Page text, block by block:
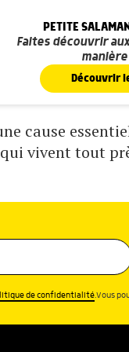
PETITE
Faites découvrir
Découvrir
cause
vivent tout
de confidentialité.Vous